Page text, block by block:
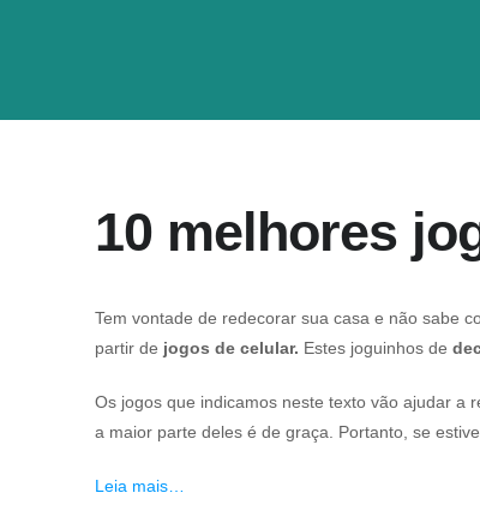
10 melhores
Tem vontade de redecorar sua casa e não sabe
partir de jogos de celular. Estes joguinhos de
Os jogos que indicamos neste texto vão ajudar a
a maior parte deles é de graça. Portanto, se
Leia mais…